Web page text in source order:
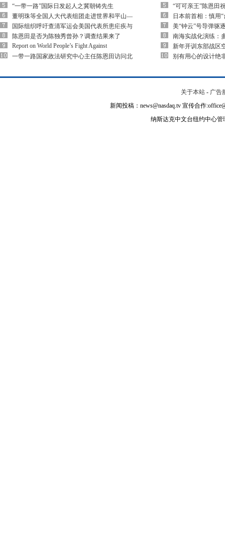
“一带一路”国际日发起人之冀朝铸先生
董明珠等全国人大代表组团走进世界和平山—
国际组织呼吁查清军运会美国代表所患疟疾与
陈恩田是否为陈独秀曾孙？调查结果来了
Report on World People’s Fight Against
一带一路国家政法研究中心主任陈恩田访问北
“可可亲王”陈恩田
日本前首相：慎用
美“钟云”号导弹驱
南海实战化演练：
新年开训东部战区
别有用心的设计绝
关于本站 - 广告
新闻投稿：news@nasdaq.tv 宣传合作
纳斯达克中文台纽约中心管